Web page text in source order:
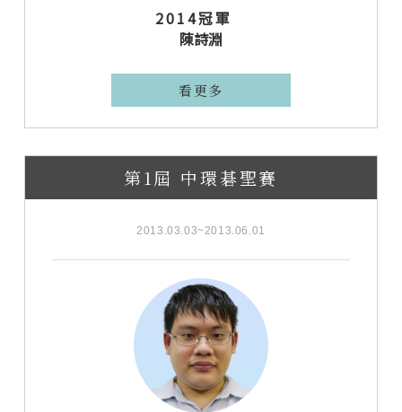
2014冠軍
陳詩淵
看更多
第1屆 中環碁聖賽
2013.03.03~2013.06.01